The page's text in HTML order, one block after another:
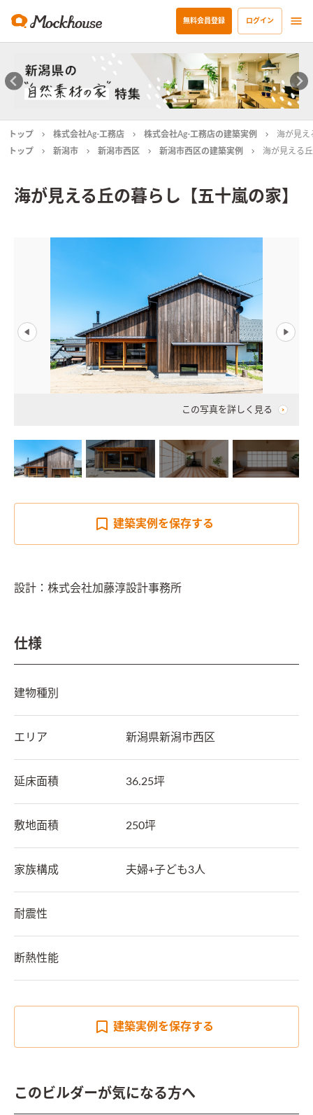
無料会員登録 ログイン
トップ 株式会社Ag-工務店 株式会社Ag-工務店の建築実例
海が見え
トップ
新潟市 新潟市西区 新潟市西区の建築実例 海が見える
海が見える丘の暮らし【五十嵐の家】
この写真を詳しく見る
建築実例を保存する
設計：株式会社加藤淳設計事務所
仕様
建物種別
エリア 新潟県新潟市西区
延床面積 36.25坪
敷地面積 250坪
家族構成 夫婦+子ども3人
耐震性
断熱性能
建築実例を保存する
このビルダーが気になる方へ